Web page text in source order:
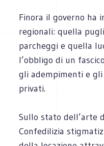
Finora il governo ha
regionali: quella
parcheggi e quella
l’obbligo di un
gli adempimenti e
privati.
Sullo stato dell’arte
Confedilizia